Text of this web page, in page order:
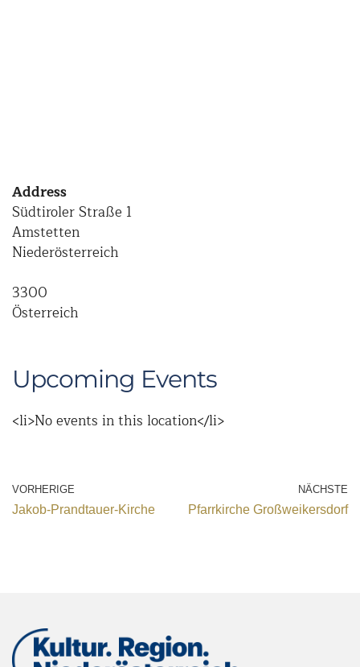
Address
Südtiroler Straße 1
Amstetten
Niederösterreich
3300
Österreich
Upcoming Events
<li>No events in this location</li>
VORHERIGE
Jakob-Prandtauer-Kirche
NÄCHSTE
Pfarrkirche Großweikersdorf